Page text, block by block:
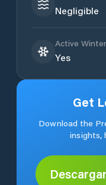
Negligible
Active Winter
Yes
Get
Download the
insights,